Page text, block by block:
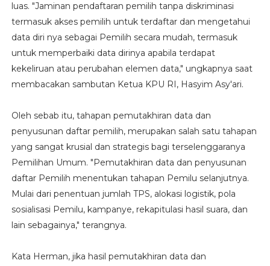
luas. "Jaminan pendaftaran pemilih tanpa diskriminasi
termasuk akses pemilih untuk terdaftar dan mengetahui
data diri nya sebagai Pemilih secara mudah, termasuk
untuk memperbaiki data dirinya apabila terdapat
kekeliruan atau perubahan elemen data," ungkapnya saat
membacakan sambutan Ketua KPU RI, Hasyim Asy'ari.
Oleh sebab itu, tahapan pemutakhiran data dan
penyusunan daftar pemilih, merupakan salah satu tahapan
yang sangat krusial dan strategis bagi terselenggaranya
Pemilihan Umum. "Pemutakhiran data dan penyusunan
daftar Pemilih menentukan tahapan Pemilu selanjutnya.
Mulai dari penentuan jumlah TPS, alokasi logistik, pola
sosialisasi Pemilu, kampanye, rekapitulasi hasil suara, dan
lain sebagainya," terangnya.
Kata Herman, jika hasil pemutakhiran data dan